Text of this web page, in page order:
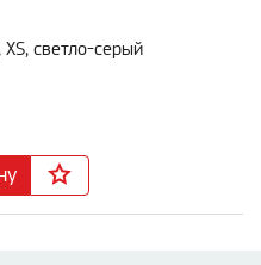
светло-серый